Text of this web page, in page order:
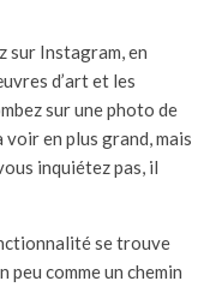
sur Instagram, en
d’art et les
sur une photo de
en plus grand, mais
inquiétez pas, il
se trouve
peu comme un chemin